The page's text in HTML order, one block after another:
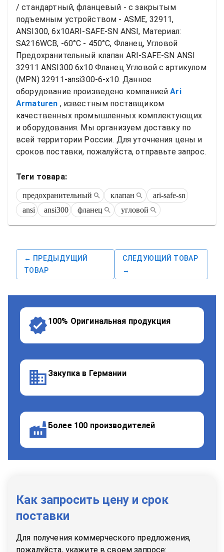
/ стандартный, фланцевый - с закрытым
подъемным устройством - ASME, 32911,
ANSI300, 6x10ARI-SAFE-SN ANSI, Материал:
SA216WCB, -60°C - 450°C, Фланец, Угловой
Предохранительный клапан ARI-SAFE-SN ANSI
32911 ANSI300 6x10 Фланец Угловой с артикулом
(MPN) 32911-ansi300-6-x10. Данное
оборудование произведено компанией Ari
Armaturen , известным поставщиком
качественных промышленных комплектующих
и оборудования. Мы организуем доставку по
всей территории России. Для уточнения цены и
сроков поставки, пожалуйста, отправьте запрос.
Теги товара:
предохранительный клапан
ari-safe-sn
ansi
ansi300 фланец угловой
← ПРЕДЫДУЩИЙ
ТОВАР
СЛЕДУЮЩИЙ ТОВАР
→
100% Оригинальная продукция
Закупка в Германии
Более 100 производителей
Как запросить цену и срок
поставки
Для получения коммерческого предложения,
пожалуйста, укажите в своем запросе: